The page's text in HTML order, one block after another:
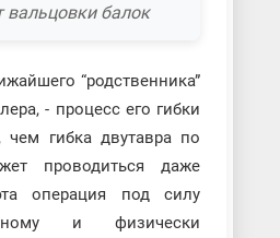
вальцовки балок
“родственника”
- процесс его гибки
чем гибка двутавра по
проводиться даже
операция под силу
и физически